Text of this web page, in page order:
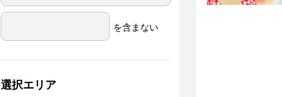
を含まない
選択エリア